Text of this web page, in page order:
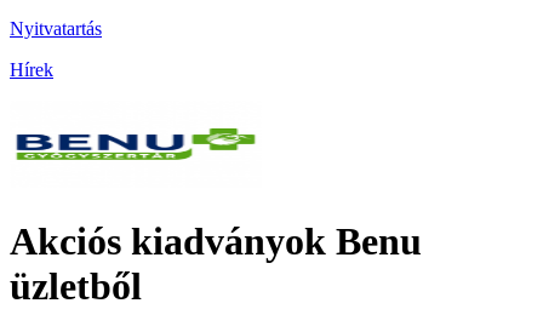
Nyitvatartás
Hírek
Akciós kiadványok Benu
üzletből